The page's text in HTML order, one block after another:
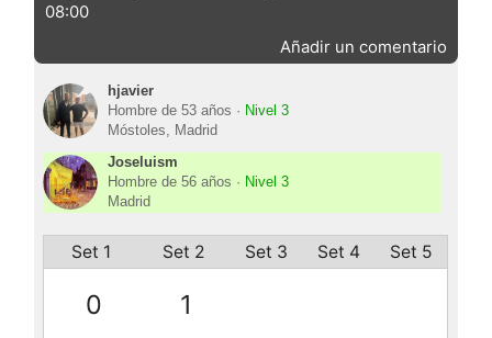
08:00
Añadir un comentario
hjavier
Hombre de 53 años · Nivel 3
Móstoles, Madrid
Joseluism
Hombre de 56 años · Nivel 3
Madrid
Set 1 Set 2 Set 3 Set 4 Set 5
0 1